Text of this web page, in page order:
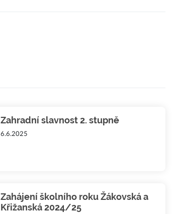
Zahradní slavnost 2. stupně
6.6.2025
Zahájení školního roku Žákovská a
Křižanská 2024/25